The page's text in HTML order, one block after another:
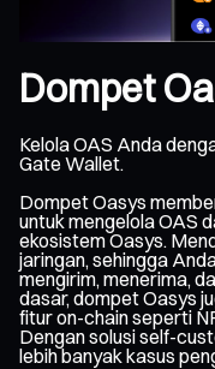
Dompet
Kelola OAS Anda
Gate Wallet.
Dompet Oasys
untuk mengelola OAS
ekosistem Oasys.
jaringan, sehingga
mengirim, menerima,
dasar, dompet Oasys
fitur on-chain seperti
Dengan solusi self-
lebih banyak kasus